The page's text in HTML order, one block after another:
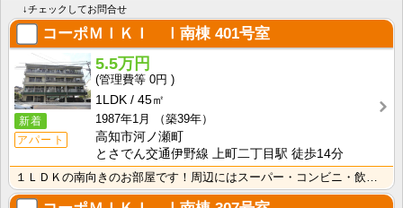
↓チェックしてお問合せ
コーポＭＩＫＩ Ⅰ南棟 401号室
新着
アパート
5.5万円
0円
1LDK
45㎡
1987年1月
（築39年）
高知市河ノ瀬町
とさでん交通伊野線 上町二丁目駅 徒歩14分
１ＬＤＫの南向きのお部屋です！周辺にはスーパー・コンビニ・飲食店などがあり便利な立地です！